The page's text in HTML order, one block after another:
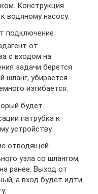
Конструкция
водяному насосу.
подключение
от
с входом на
задачи берется
убирается
изгибается.
будет
патрубка к
устройству.
отводящей
узла со шлангом,
ранее. Выход от
а вход будет идти